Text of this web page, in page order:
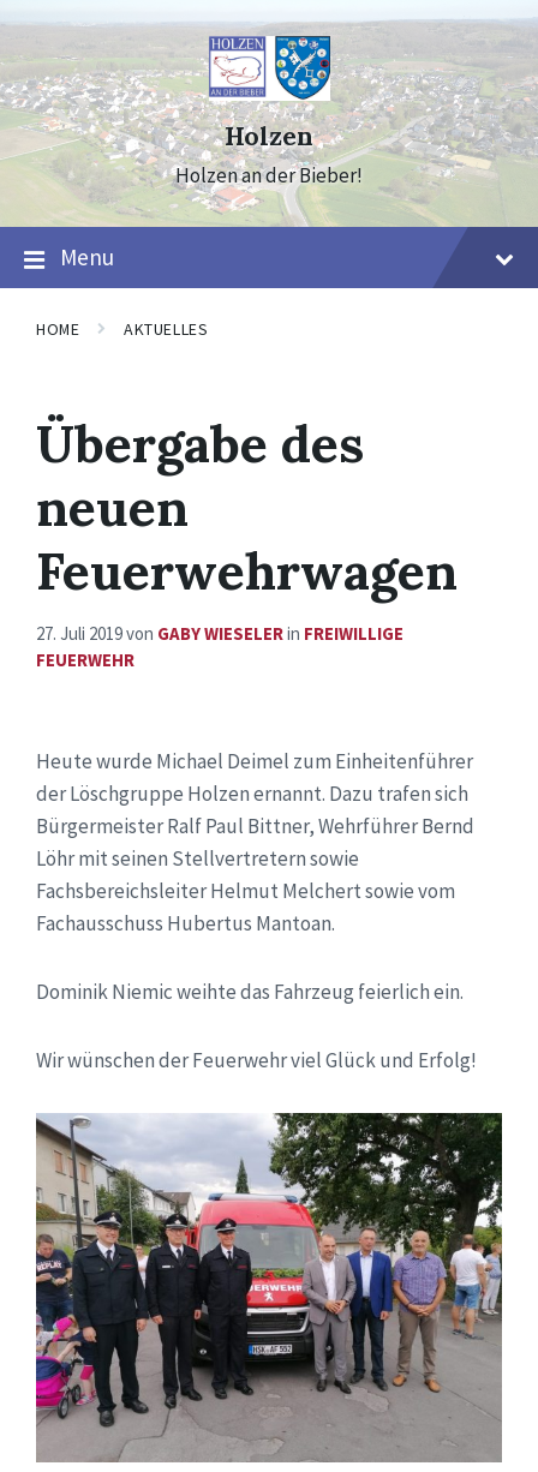
to
content
to
navigation
to
footer
Holzen
Holzen an der Bieber!
Menu
HOME AKTUELLES
Übergabe des
neuen
Feuerwehrwagen
27. Juli 2019von GABY WIESELERin FREIWILLIGE
FEUERWEHR
Heute wurde Michael Deimel zum Einheitenführer
der Löschgruppe Holzen ernannt. Dazu trafen sich
Bürgermeister Ralf Paul Bittner, Wehrführer Bernd
Löhr mit seinen Stellvertretern sowie
Fachsbereichsleiter Helmut Melchert sowie vom
Fachausschuss Hubertus Mantoan.
Dominik Niemic weihte das Fahrzeug feierlich ein.
Wir wünschen der Feuerwehr viel Glück und Erfolg!